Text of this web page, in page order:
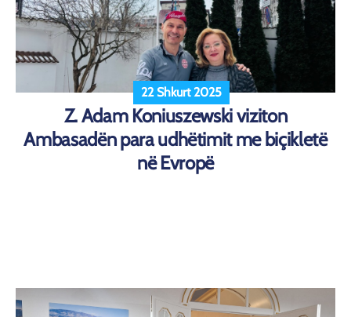
22 Shkurt 2025
Z. Adam Koniuszewski viziton
Ambasadën para udhëtimit me biçikletë
në Evropë